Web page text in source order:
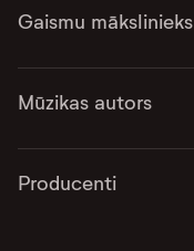
Gaismu mākslinieks
Mūzikas autors
Producenti